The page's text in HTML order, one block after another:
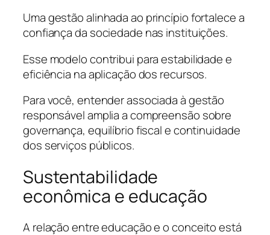
Uma gestão alinhada ao princípio fortalece a
confiança da sociedade nas instituições.
Esse modelo contribui para estabilidade e
eficiência na aplicação dos recursos.
Para você, entender associada à gestão
responsável amplia a compreensão sobre
governança, equilíbrio fiscal e continuidade
dos serviços públicos.
Sustentabilidade
econômica e educação
A relação entre educação e o conceito está